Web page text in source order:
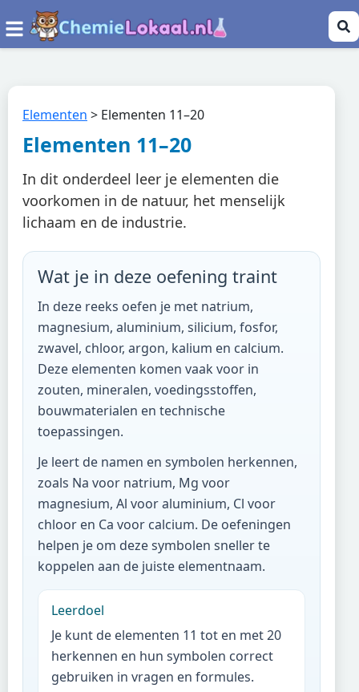
Elementen > Elementen 11–20
Elementen 11–20
In dit onderdeel leer je elementen die
voorkomen in de natuur, het menselijk
lichaam en de industrie.
Wat je in deze oefening traint
In deze reeks oefen je met natrium,
magnesium, aluminium, silicium, fosfor,
zwavel, chloor, argon, kalium en calcium.
Deze elementen komen vaak voor in
zouten, mineralen, voedingsstoffen,
bouwmaterialen en technische
toepassingen.
Je leert de namen en symbolen herkennen,
zoals Na voor natrium, Mg voor
magnesium, Al voor aluminium, Cl voor
chloor en Ca voor calcium. De oefeningen
helpen je om deze symbolen sneller te
koppelen aan de juiste elementnaam.
Leerdoel
Je kunt de elementen 11 tot en met 20
herkennen en hun symbolen correct
gebruiken in vragen en formules.